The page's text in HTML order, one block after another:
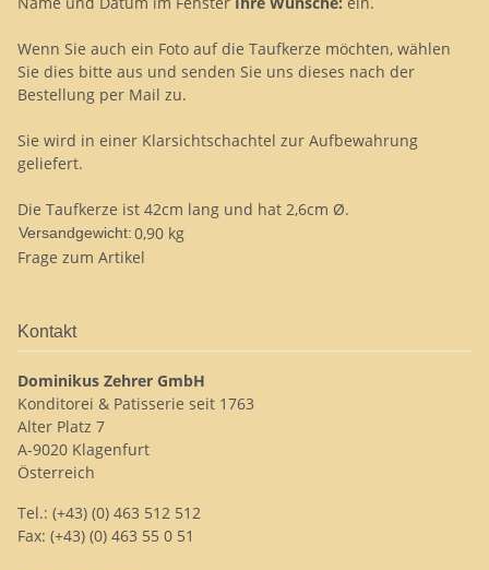
Wenn Sie auch ein Foto auf die Taufkerze möchten, wählen
Sie dies bitte aus und senden Sie uns dieses nach der
Bestellung per Mail zu.
Sie wird in einer Klarsichtschachtel zur Aufbewahrung
geliefert.
Die Taufkerze ist 42cm lang und hat 2,6cm Ø.
Versandgewicht:0,90 kg
Frage zum Artikel
Kontakt
Dominikus Zehrer GmbH
Konditorei & Patisserie seit 1763
Alter Platz 7
A-9020 Klagenfurt
Österreich
Tel.: (+43) (0) 463 512 512
Fax: (+43) (0) 463 55 0 51